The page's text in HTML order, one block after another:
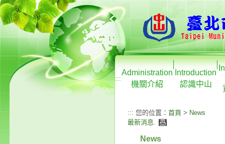
:::
Administration
機關介紹
Introduction
認識中山
::: 您的位置： 首頁 > News
最新消息.
News